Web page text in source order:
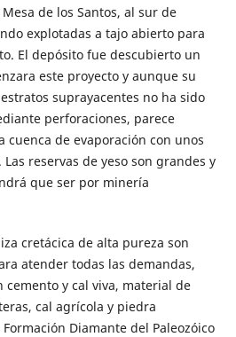
de los Santos, al sur de
explotadas a tajo abierto para
El depósito fue descubierto un
este proyecto y aunque su
suprayacentes no ha sido
perforaciones, parece
de evaporación con unos
reservas de yeso son grandes y
que ser por minería
cretácica de alta pureza son
atender todas las demandas,
y cal viva, material de
cal agrícola y piedra
Diamante del Paleozóico